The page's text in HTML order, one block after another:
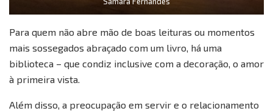
Para quem não abre mão de boas leituras ou momentos
mais sossegados abraçado com um livro, há uma
biblioteca – que condiz inclusive com a decoração, o amor
à primeira vista.
Além disso, a preocupação em servir e o relacionamento